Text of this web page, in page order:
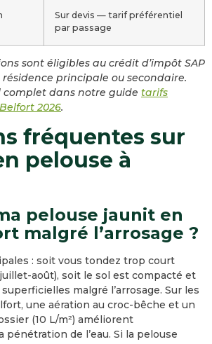
Sur devis — tarif préférentiel
par passage
sont éligibles au crédit d’impôt SAP
résidence principale ou secondaire.
complet dans notre guide tarifs
2026.
fréquentes sur
pelouse à
pelouse jaunit en
malgré l’arrosage ?
: soit vous tondez trop court
août), soit le sol est compacté et
malgré l’arrosage. Sur les
une aération au croc-bêche et un
(10 L/m²) améliorent
de l’eau. Si la pelouse